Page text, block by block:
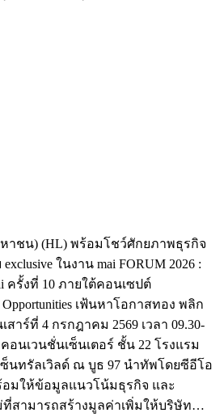
าชน) (HL) พร้อมโชว์ศักยภาพธุรกิจ
ในงาน mai FORUM 2026 :
ครั้งที่ 10 ภายใต้คอนเซปต์
Opportunities เฟ้นหาโอกาสทอง พลิก
าร์ที่ 4 กรกฎาคม 2569 เวลา 09.30-
อนเวนชั่นเซ็นเตอร์ ชั้น 22 โรงแรม
นทรัลเวิลด์ ณ บูธ 97 นำทัพโดยซีอีโอ
มให้ข้อมูลแนวโน้มธุรกิจ และ
สามารถสร้างมูลค่าเพิ่มให้บริษัท…